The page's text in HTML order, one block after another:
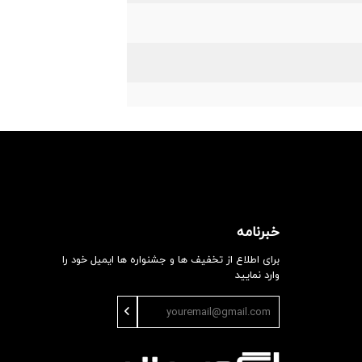
خبرنامه
برای اطلاع از تخفیف ها و جشنواره ها ایمیل خود را
وارد نمایید